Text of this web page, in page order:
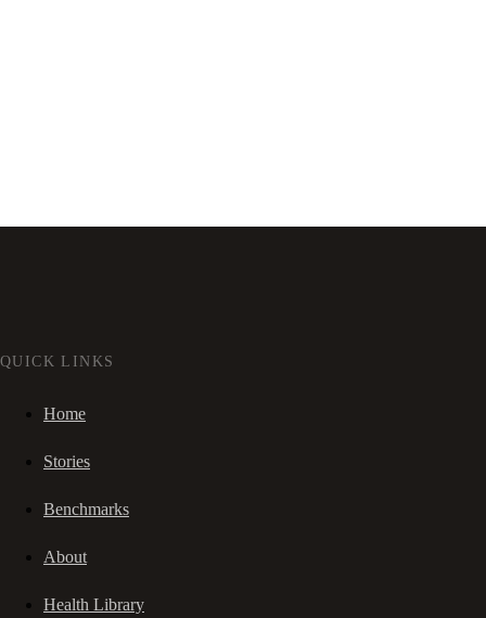
QUICK LINKS
Home
Stories
Benchmarks
About
Health Library